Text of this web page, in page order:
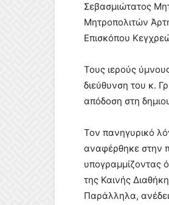
Σεβασμιώτατος
Μητροπολιτών
Επισκόπου
Τους ιερούς
διεύθυνση του κ.
απόδοση στη
Τον πανηγυρικό
αναφέρθηκε στην
υπογραμμίζοντας
της Καινής
Παράλληλα,